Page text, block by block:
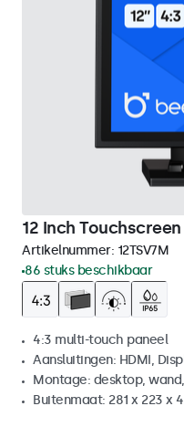
12 Inch
Artikelnummer: 12TSV7M
86 stuks beschikbaar
4:3 multi-touch paneel
Aansluitingen: HDMI,
Montage: desktop,
Buitenmaat: 281 x 223 x